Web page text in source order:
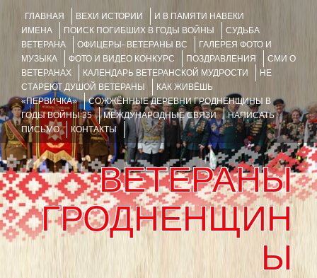
ГЛАВНАЯ ВЕХИ ИСТОРИИ
И В ПАМЯТИ НАВЕКИ
ИМЕНА
ПОИСК ПОГИБШИХ В ГОДЫ ВОЙНЫ
СУДЬБА
ВЕТЕРАНА
ОФИЦЕРЫ- ВЕТЕРАНЫ ВС
ГАЛЕРЕЯ ФОТО И
МУЗЫКА
ФОТО И ВИДЕО КОНКУРС ПОЗДРАВЛЕНИЯ
СМИ О
ВЕТЕРАНАХ
КАЛЕНДАРЬ ВЕТЕРАНСКОЙ МУДРОСТИ
НЕ
СТАРЕЮТ ДУШОЙ ВЕТЕРАНЫ
КАК ЖИВЁШЬ
«ПЕРВИЧКА»
СОЖЖЁННЫЕ ДЕРЕВНИ ГРОДНЕНЩИНЫ В
ГОДЫ ВОЙНЫ 35
МЕЖДУНАРОДНЫЕ СВЯЗИ
НАПИСАТЬ
ПИСЬМО
КОНТАКТЫ
ВЕТЕРАНЫ
ГРОДНЕНЩИН
Ы